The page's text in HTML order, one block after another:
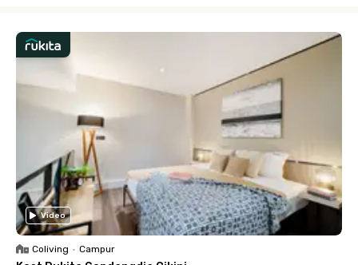
Video
Coliving • Campur